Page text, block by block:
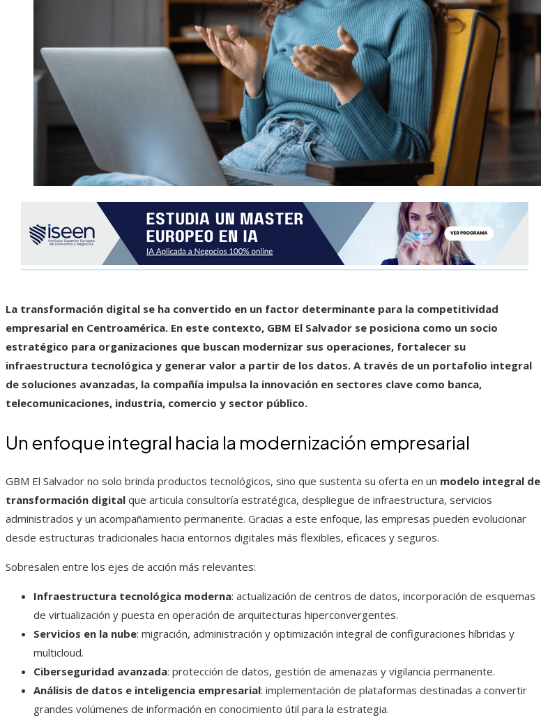
La transformación digital se ha convertido en un factor determinante para la competitividad
empresarial en Centroamérica. En este contexto, GBM El Salvador se posiciona como un socio
estratégico para organizaciones que buscan modernizar sus operaciones, fortalecer su
infraestructura tecnológica y generar valor a partir de los datos. A través de un portafolio integral
de soluciones avanzadas, la compañía impulsa la innovación en sectores clave como banca,
telecomunicaciones, industria, comercio y sector público.
Un enfoque integral hacia la modernización empresarial
GBM El Salvador no solo brinda productos tecnológicos, sino que sustenta su oferta en un modelo integral de
transformación digital que articula consultoría estratégica, despliegue de infraestructura, servicios
administrados y un acompañamiento permanente. Gracias a este enfoque, las empresas pueden evolucionar
desde estructuras tradicionales hacia entornos digitales más flexibles, eficaces y seguros.
Sobresalen entre los ejes de acción más relevantes:
Infraestructura tecnológica moderna: actualización de centros de datos, incorporación de esquemas
de virtualización y puesta en operación de arquitecturas hiperconvergentes.
Servicios en la nube: migración, administración y optimización integral de configuraciones híbridas y
multicloud.
Ciberseguridad avanzada: protección de datos, gestión de amenazas y vigilancia permanente.
Análisis de datos e inteligencia empresarial: implementación de plataformas destinadas a convertir
grandes volúmenes de información en conocimiento útil para la estrategia.